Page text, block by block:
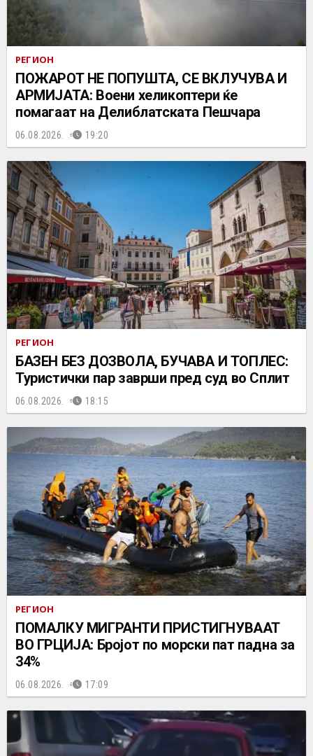
РЕГИОН
ПОЖАРОТ НЕ ПОПУШТА, СЕ ВКЛУЧУВА И
АРМИЈАТА: Воени хеликоптери ќе
помагаат на Делиблатската Пешчара
06.08.2026. 19:20
РЕГИОН
БАЗЕН БЕЗ ДОЗВОЛА, БУЧАВА И ТОПЛЕС:
Туристички пар заврши пред суд во Сплит
06.08.2026. 18:15
РЕГИОН
ПОМАЛКУ МИГРАНТИ ПРИСТИГНУВААТ
ВО ГРЦИЈА: Бројот по морски пат падна за
34%
06.08.2026. 17:09